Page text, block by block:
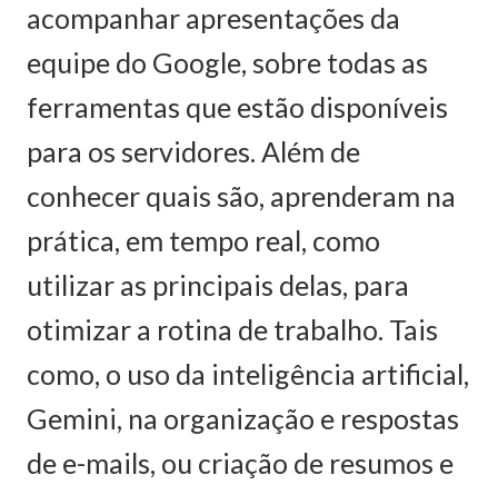
acompanhar apresentações da
equipe do Google, sobre todas as
ferramentas que estão disponíveis
para os servidores. Além de
conhecer quais são, aprenderam na
prática, em tempo real, como
utilizar as principais delas, para
otimizar a rotina de trabalho. Tais
como, o uso da inteligência artificial,
Gemini, na organização e respostas
de e-mails, ou criação de resumos e